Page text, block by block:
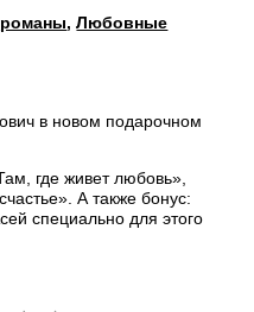
,Любовные
в новом подарочном
где живет любовь»,
А также бонус:
специально для этого